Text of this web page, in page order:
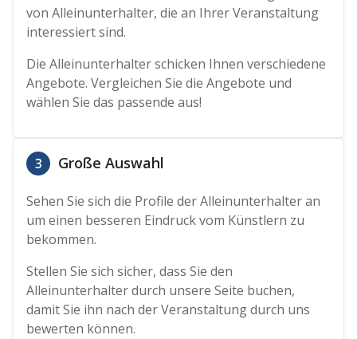
von Alleinunterhalter, die an Ihrer Veranstaltung
interessiert sind.
Die Alleinunterhalter schicken Ihnen verschiedene
Angebote. Vergleichen Sie die Angebote und
wählen Sie das passende aus!
3 Große Auswahl
Sehen Sie sich die Profile der Alleinunterhalter an
um einen besseren Eindruck vom Künstlern zu
bekommen.
Stellen Sie sich sicher, dass Sie den
Alleinunterhalter durch unsere Seite buchen,
damit Sie ihn nach der Veranstaltung durch uns
bewerten können.